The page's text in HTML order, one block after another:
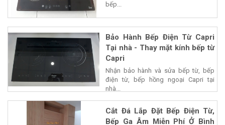
bếp...
Bảo Hành Bếp Điện Từ Capri
Tại nhà - Thay mặt kính bếp từ
Capri
Nhận bảo hành và sửa bếp từ, bếp
điện từ, bếp hồng ngoại Capri tại
nhà...
Cắt Đá Lắp Đặt Bếp Điện Từ,
Bếp Ga Âm Miễn Phí Ở Bình